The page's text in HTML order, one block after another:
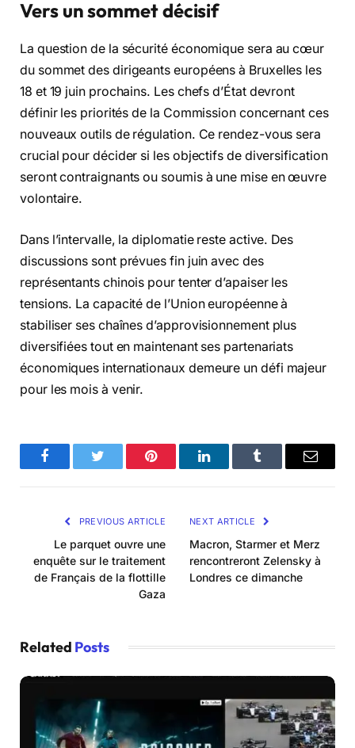
Vers un sommet décisif
La question de la sécurité économique sera au cœur
du sommet des dirigeants européens à Bruxelles les
18 et 19 juin prochains. Les chefs d’État devront
définir les priorités de la Commission concernant ces
nouveaux outils de régulation. Ce rendez-vous sera
crucial pour décider si les objectifs de diversification
seront contraignants ou soumis à une mise en œuvre
volontaire.
Dans l’intervalle, la diplomatie reste active. Des
discussions sont prévues fin juin avec des
représentants chinois pour tenter d’apaiser les
tensions. La capacité de l’Union européenne à
stabiliser ses chaînes d’approvisionnement plus
diversifiées tout en maintenant ses partenariats
économiques internationaux demeure un défi majeur
pour les mois à venir.
FacebookTwitter Pinterest LinkedInTumblr Email
PREVIOUS ARTICLE
Le parquet ouvre une
enquête sur le traitement
de Français de la flottille
Gaza
NEXT ARTICLE
Macron, Starmer et Merz
rencontreront Zelensky à
Londres ce dimanche
Related Posts